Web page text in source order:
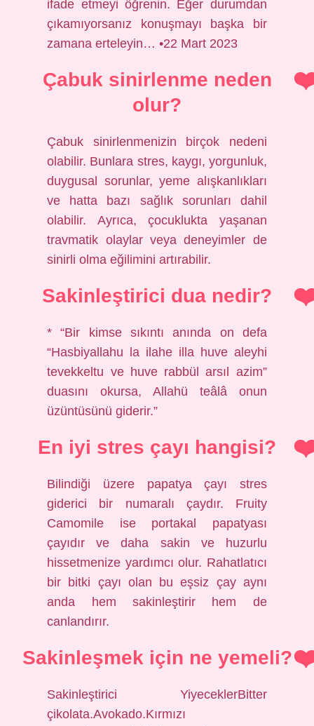
ifade etmeyi öğrenin. Eğer durumdan
çıkamıyorsanız konuşmayı başka bir
zamana erteleyin… •22 Mart 2023
Çabuk sinirlenme neden
olur?
Çabuk sinirlenmenizin birçok nedeni
olabilir. Bunlara stres, kaygı, yorgunluk,
duygusal sorunlar, yeme alışkanlıkları
ve hatta bazı sağlık sorunları dahil
olabilir. Ayrıca, çocuklukta yaşanan
travmatik olaylar veya deneyimler de
sinirli olma eğilimini artırabilir.
Sakinleştirici dua nedir?
* “Bir kimse sıkıntı anında on defa
“Hasbiyallahu la ilahe illa huve aleyhi
tevekkeltu ve huve rabbül arsıl azim”
duasını okursa, Allahü teâlâ onun
üzüntüsünü giderir.”
En iyi stres çayı hangisi?
Bilindiği üzere papatya çayı stres
giderici bir numaralı çaydır. Fruity
Camomile ise portakal papatyası
çayıdır ve daha sakin ve huzurlu
hissetmenize yardımcı olur. Rahatlatıcı
bir bitki çayı olan bu eşsiz çay aynı
anda hem sakinleştirir hem de
canlandırır.
Sakinleşmek için ne yemeli?
Sakinleştirici YiyeceklerBitter
çikolata.Avokado.Kırmızı